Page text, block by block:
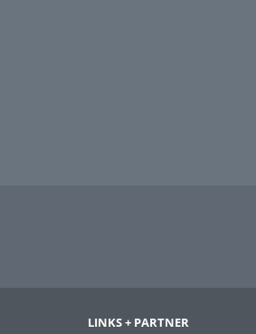
LINKS + PARTNER